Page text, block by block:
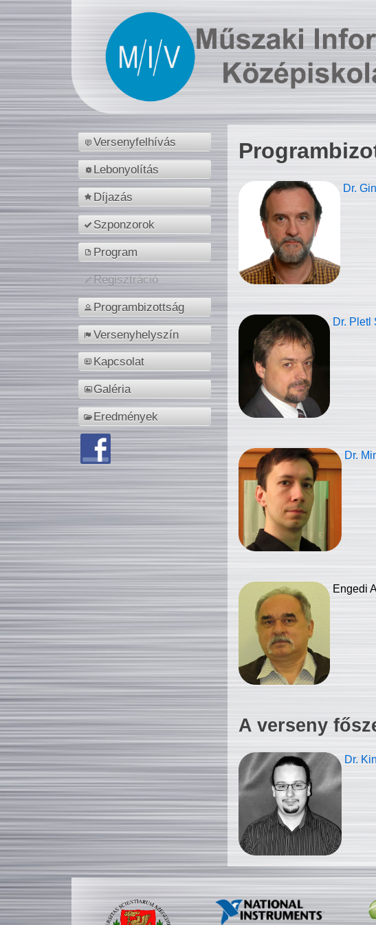
Versenyfelhívás
Lebonyolítás
Díjazás
Szponzorok
Program
Regisztráció
Programbizottság
Versenyhelyszín
Kapcsolat
Galéria
Eredmények
Dr.
Dr. Pletl
Dr.
Engedi
A verseny
Dr.